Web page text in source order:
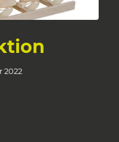
2022